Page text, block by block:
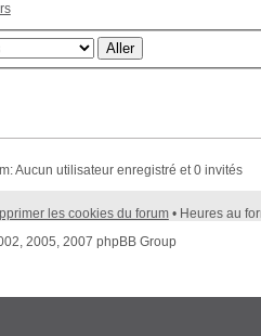
Aucun utilisateur enregistré et 0 invités
les cookies du forum• Heures au
2005, 2007 phpBB Group